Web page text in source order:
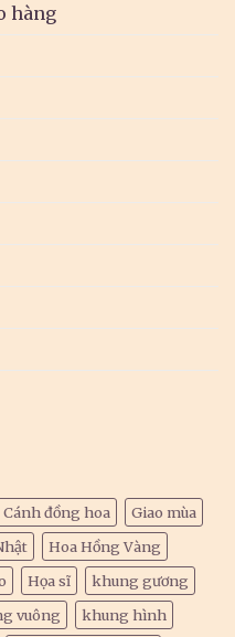
hàng
Cánh đồng hoa
Giao mùa
Hoa Hồng Vàng
Họa sĩ
khung gương
vuông
khung hình